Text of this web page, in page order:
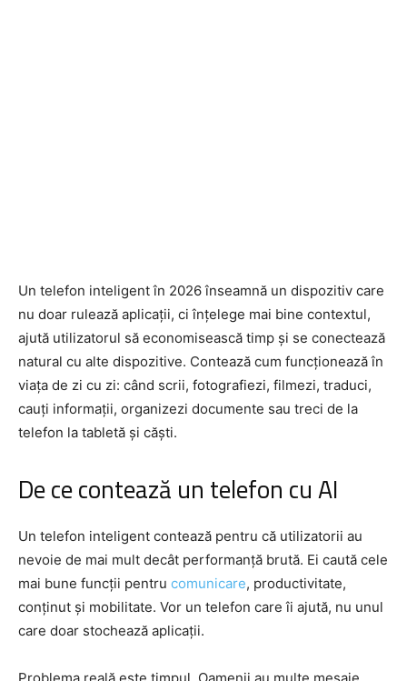
Un telefon inteligent în 2026 înseamnă un dispozitiv care
nu doar rulează aplicații, ci înțelege mai bine contextul,
ajută utilizatorul să economisească timp și se conectează
natural cu alte dispozitive. Contează cum funcționează în
viața de zi cu zi: când scrii, fotografiezi, filmezi, traduci,
cauți informații, organizezi documente sau treci de la
telefon la tabletă și căști.
De ce contează un telefon cu AI
Un telefon inteligent contează pentru că utilizatorii au
nevoie de mai mult decât performanță brută. Ei caută cele
mai bune funcții pentru comunicare, productivitate,
conținut și mobilitate. Vor un telefon care îi ajută, nu unul
care doar stochează aplicații.